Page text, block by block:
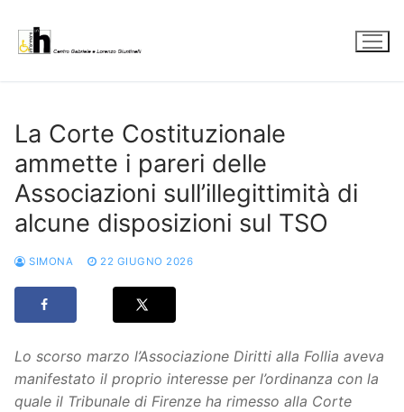
contenuto
La Corte Costituzionale
ammette i pareri delle
Associazioni sull’illegittimità di
alcune disposizioni sul TSO
SIMONA 22 GIUGNO 2026
Lo scorso marzo l’Associazione Diritti alla Follia aveva
manifestato il proprio interesse per l’ordinanza con la
quale il Tribunale di Firenze ha rimesso alla Corte